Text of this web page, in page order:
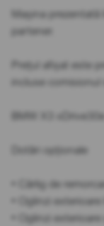
Mașina
partener.
Prețul afișat este
incluse
BMW X3 xDrive30e
Dotări opționale
• Cârlig de
• Oglinzi
• Oglinzi